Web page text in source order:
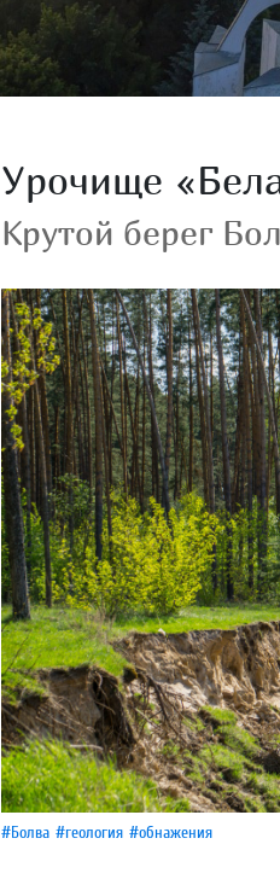
Урочище
Крутой берег
#Болва #геология #обнажения